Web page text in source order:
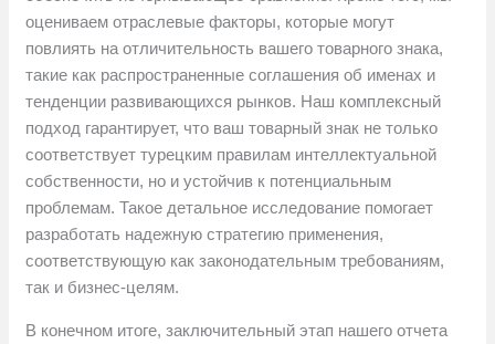
оцениваем отраслевые факторы, которые могут
повлиять на отличительность вашего товарного знака,
такие как распространенные соглашения об именах и
тенденции развивающихся рынков. Наш комплексный
подход гарантирует, что ваш товарный знак не только
соответствует турецким правилам интеллектуальной
собственности, но и устойчив к потенциальным
проблемам. Такое детальное исследование помогает
разработать надежную стратегию применения,
соответствующую как законодательным требованиям,
так и бизнес-целям.
В конечном итоге, заключительный этап нашего отчета